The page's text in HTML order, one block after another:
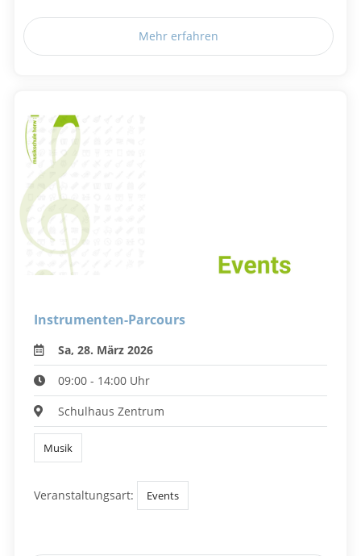
Mehr erfahren
Instrumenten-Parcours
Sa, 28. März 2026
09:00 - 14:00 Uhr
Schulhaus Zentrum
Musik
Veranstaltungsart: Events